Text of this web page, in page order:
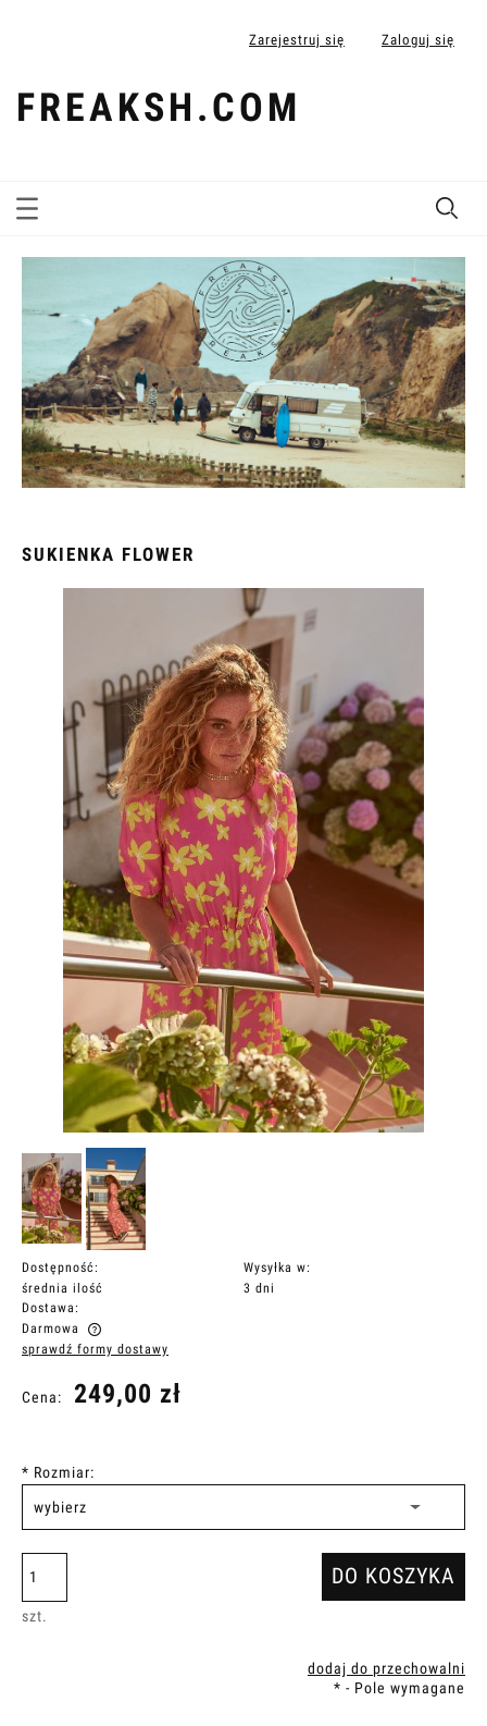
Zarejestruj się Zaloguj się
FREAKSH.COM
SUKIENKA FLOWER
Dostępność:
średnia ilość
Wysyłka w:
3 dni
Dostawa:
Darmowa
Cena nie zawiera ewentualnych kosztów płatności
sprawdź formy dostawy
Cena: 249,00 zł
* Rozmiar:
szt.
DO KOSZYKA
dodaj do przechowalni
* - Pole wymagane